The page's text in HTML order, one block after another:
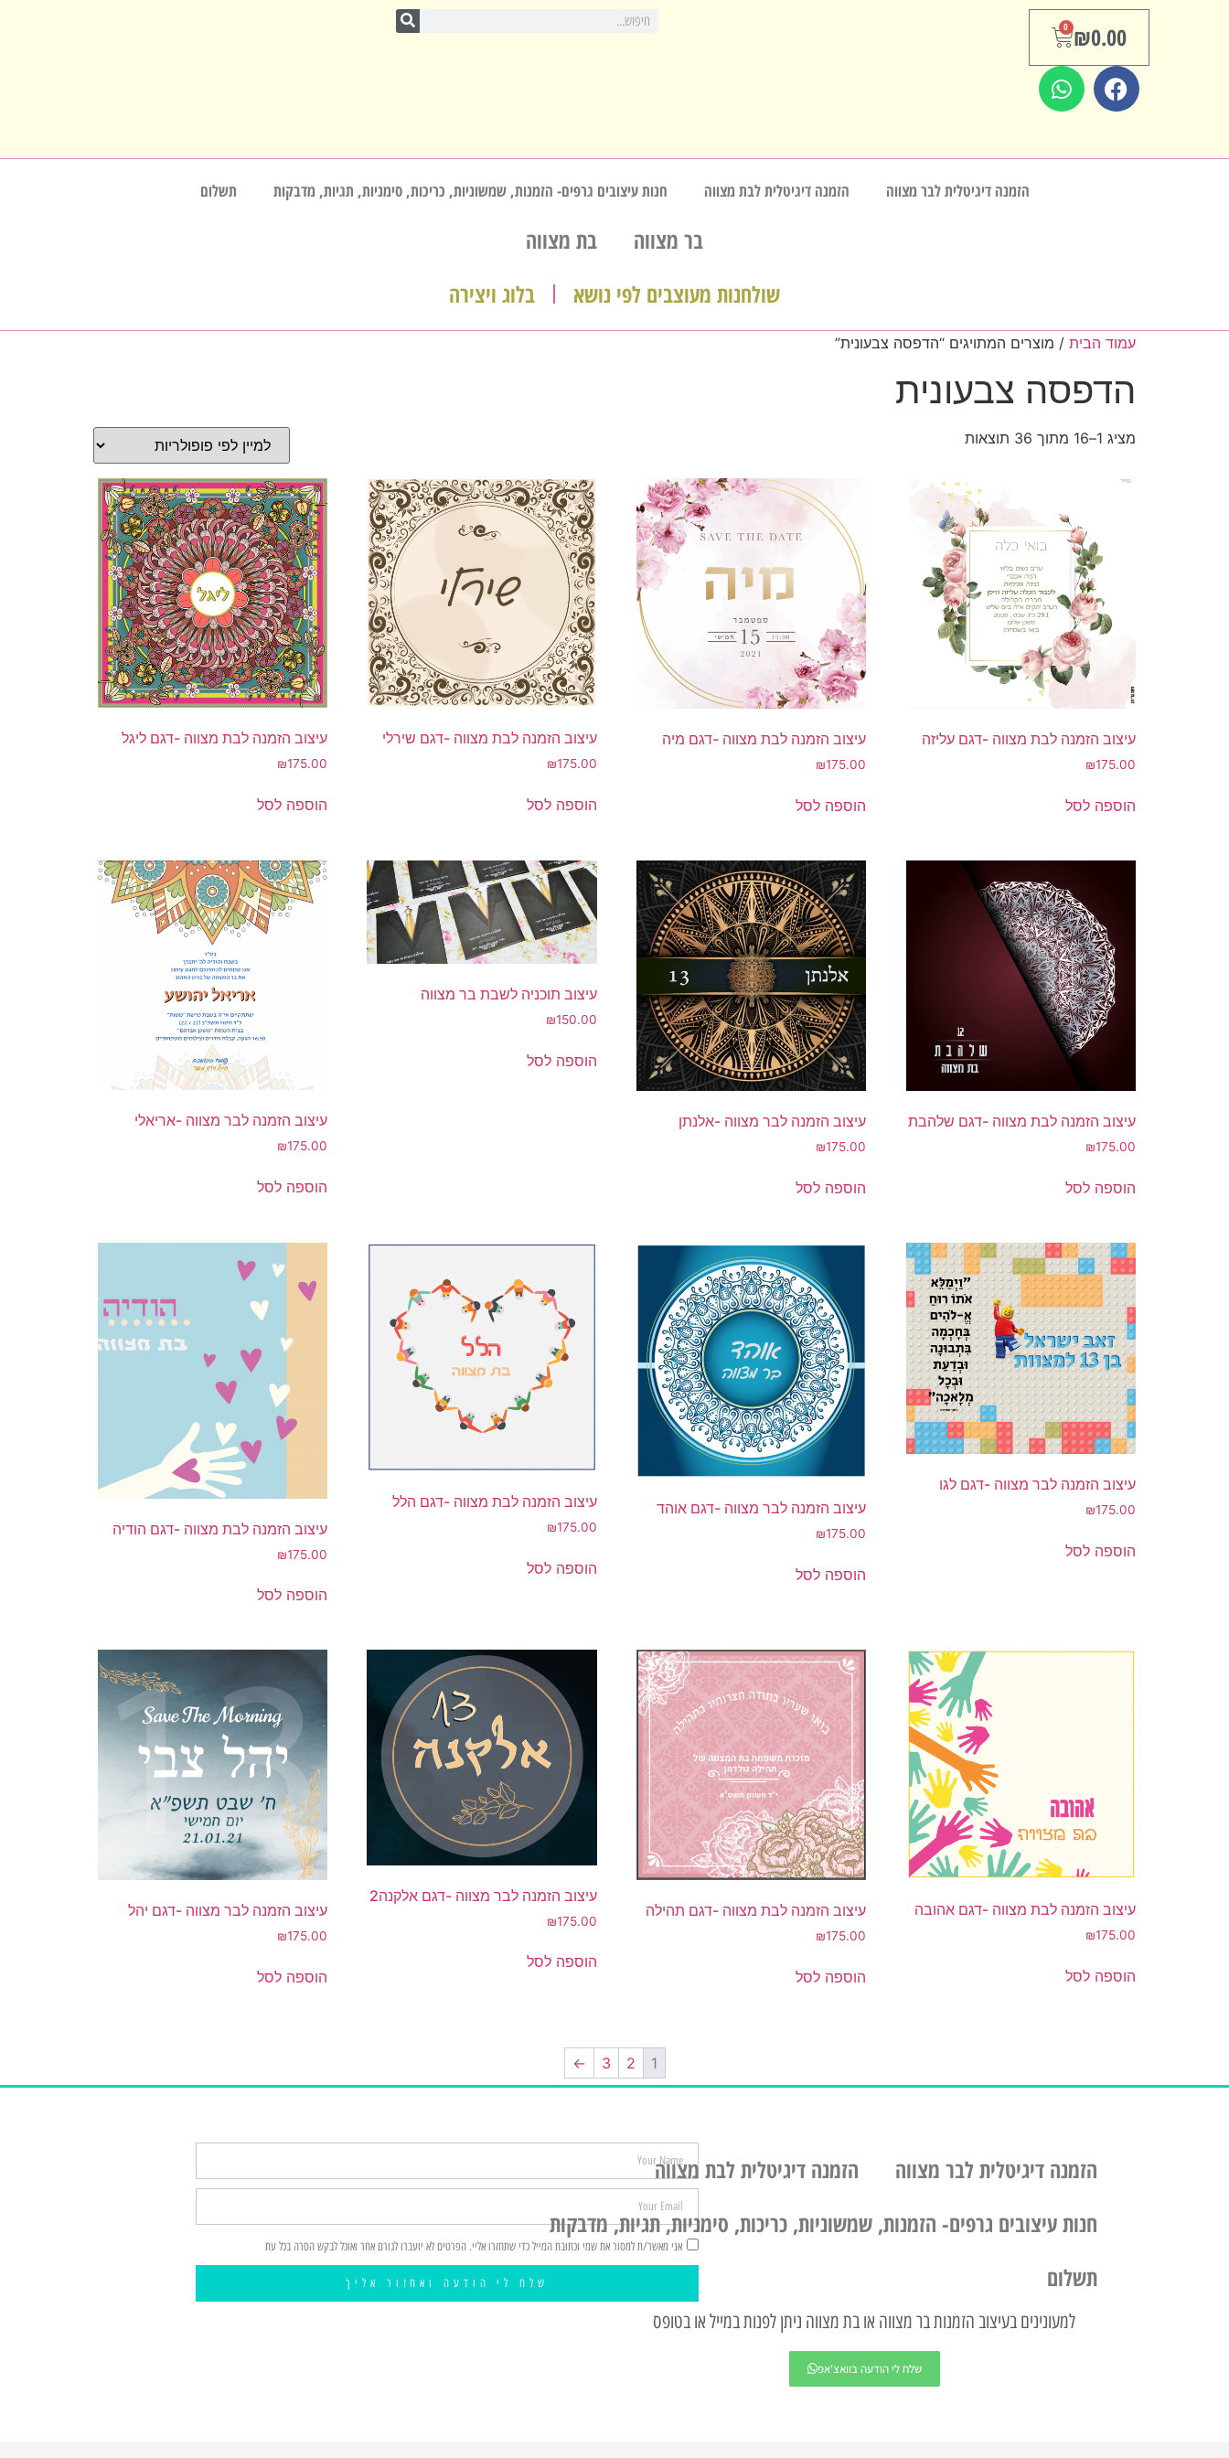
₪0.00
0
הזמנה דיגיטלית לבר מצווה הזמנה דיגיטלית לבת מצווה חנות עיצובים גרפים- הזמנות, שמשוניות, כריכות, סימניות, תגיות, מדבקות תשלום
בר מצווה
בת מצווה
שולחנות מעוצבים לפי נושא
בלוג ויצירה
עמוד הבית / מוצרים המתויגים “הדפסה צבעונית”
הדפסה צבעונית
מציג 1–16 מתוך 36 תוצאות
עיצוב הזמנה לבת מצווה -דגם עליזה
₪175.00
הוספה לסל
עיצוב הזמנה לבת מצווה -דגם מיה
₪175.00
הוספה לסל
עיצוב הזמנה לבת מצווה -דגם שירלי
₪175.00
הוספה לסל
עיצוב הזמנה לבת מצווה -דגם ליגל
₪175.00
הוספה לסל
עיצוב הזמנה לבת מצווה -דגם שלהבת
₪175.00
הוספה לסל
עיצוב הזמנה לבר מצווה -אלנתן
₪175.00
הוספה לסל
עיצוב תוכניה לשבת בר מצווה
₪150.00
הוספה לסל
עיצוב הזמנה לבר מצווה -אריאלי
₪175.00
הוספה לסל
עיצוב הזמנה לבר מצווה -דגם לגו
₪175.00
הוספה לסל
עיצוב הזמנה לבר מצווה -דגם אוהד
₪175.00
הוספה לסל
עיצוב הזמנה לבת מצווה -דגם הלל
₪175.00
הוספה לסל
עיצוב הזמנה לבת מצווה -דגם הודיה
₪175.00
הוספה לסל
עיצוב הזמנה לבת מצווה -דגם אהובה
₪175.00
הוספה לסל
עיצוב הזמנה לבת מצווה -דגם תהילה
₪175.00
הוספה לסל
עיצוב הזמנה לבר מצווה -דגם אלקנה2
₪175.00
הוספה לסל
עיצוב הזמנה לבר מצווה -דגם יהל
₪175.00
הוספה לסל
1
2
3
←
הזמנה דיגיטלית לבר מצווה
הזמנה דיגיטלית לבת מצווה
חנות עיצובים גרפים- הזמנות, שמשוניות, כריכות, סימניות, תגיות, מדבקות
תשלום
למעונינים בעיצוב הזמנות בר מצווה או בת מצווה ניתן לפנות במייל או בטופס
שלח לי הודעה בוואצ'אפ
אני מאשר/ת למסור את שמי וכתובת המייל כדי שתחזרו אליי. הפרטים לא יועברו לגורם אחר ואוכל לבקש הסרה בכל עת
שלח לי הודעה ואחזור אליך